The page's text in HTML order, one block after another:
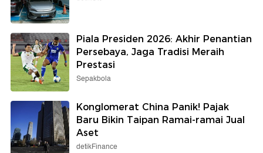
Piala Presiden 2026: Akhir Penantian
Persebaya, Jaga Tradisi Meraih
Prestasi
Sepakbola
Konglomerat China Panik! Pajak
Baru Bikin Taipan Ramai-ramai Jual
Aset
detikFinance